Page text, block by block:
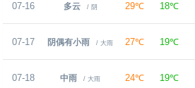
07-16 多云 / 阴 29℃ 18℃
07-17 阴偶有小雨 / 大雨 27℃ 19℃
07-18 中雨 / 大雨 24℃ 19℃